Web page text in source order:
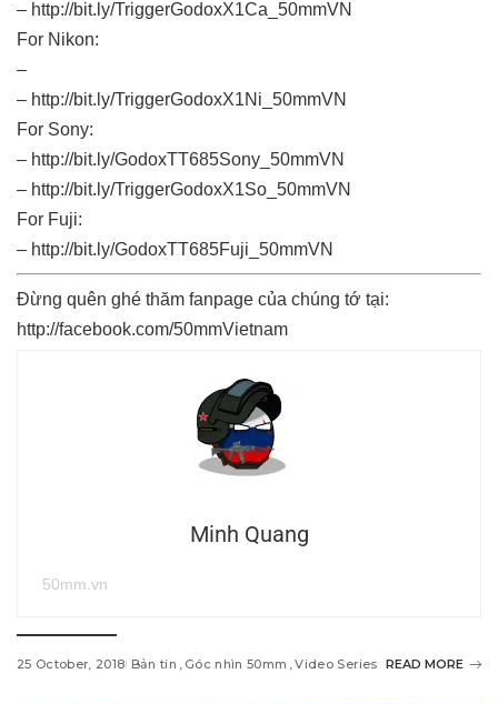
– http://bit.ly/TriggerGodoxX1Ca_50mmVN
For Nikon:
–
– http://bit.ly/TriggerGodoxX1Ni_50mmVN
For Sony:
– http://bit.ly/GodoxTT685Sony_50mmVN
– http://bit.ly/TriggerGodoxX1So_50mmVN
For Fuji:
– http://bit.ly/GodoxTT685Fuji_50mmVN
Đừng quên ghé thăm fanpage của chúng tớ tại:
http://facebook.com/50mmVietnam
Minh Quang
50mm.vn
25 October, 2018 Bản tin Góc nhìn 50mm Video Series READ MORE